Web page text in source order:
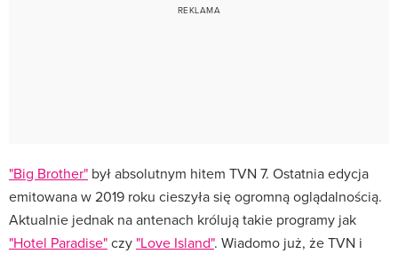
"Big Brother" był absolutnym hitem TVN 7. Ostatnia edycja
emitowana w 2019 roku cieszyła się ogromną oglądalnością.
Aktualnie jednak na antenach królują takie programy jak
"Hotel Paradise"czy "Love Island". Wiadomo już, że TVN i